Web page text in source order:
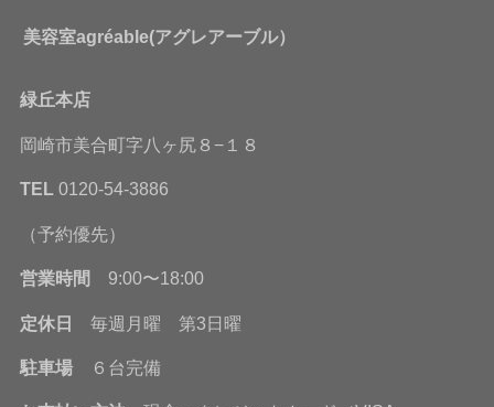
美容室agréable(アグレアーブル）
緑丘本店
岡崎市美合町字八ヶ尻８−１８
TEL 0120-54-3886
（予約優先）
営業時間 9:00〜18:00
定休日 毎週月曜 第3日曜
駐車場 ６台完備